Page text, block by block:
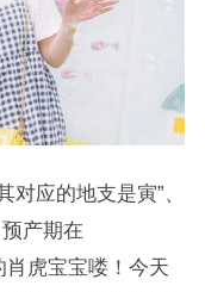
应的地支是寅”、
产期在
肖虎宝宝喽！今天